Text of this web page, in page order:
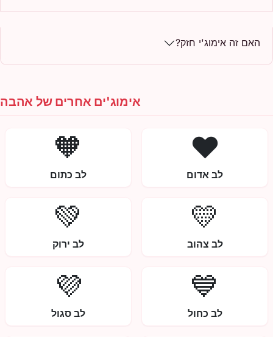
האם זה אימוג'י חזק?
אימוג'ים אחרים של אהבה
❤️
לב אדום
🧡
לב כתום
💛
לב צהוב
💚
לב ירוק
💙
לב כחול
💜
לב סגול